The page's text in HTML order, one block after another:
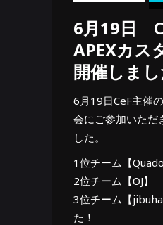
6月19日
APEXカス
開催しまし
6月19日CeF主催
会にご参加いただ
した。
1位チーム【
2位チーム【OJ】
3位チーム【
た！